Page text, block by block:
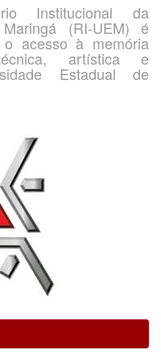
Institucional da
(RI-UEM) é
acesso à memória
artística e
Estadual de